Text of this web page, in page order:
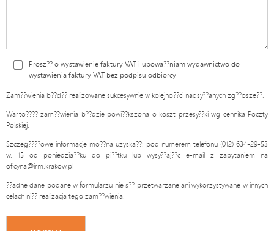
Prosz?? o wystawienie faktury VAT i upowa??niam wydawnictwo do
wystawienia faktury VAT bez podpisu odbiorcy
Zam??wienia b??d?? realizowane sukcesywnie w kolejno??ci nadsy??anych zg??osze??.
Warto???? zam??wienia b??dzie powi??kszona o koszt przesy??ki wg cennika Poczty
Polskiej.
Szczeg????owe informacje mo??na uzyska??: pod numerem telefonu (012) 634-29-53
w. 15 od poniedzia??ku do pi??tku lub wysy??aj??c e-mail z zapytaniem na
oficyna@irm.krakow.pl
??adne dane podane w formularzu nie s?? przetwarzane ani wykorzystywane w innych
celach ni?? realizacja tego zam??wienia.